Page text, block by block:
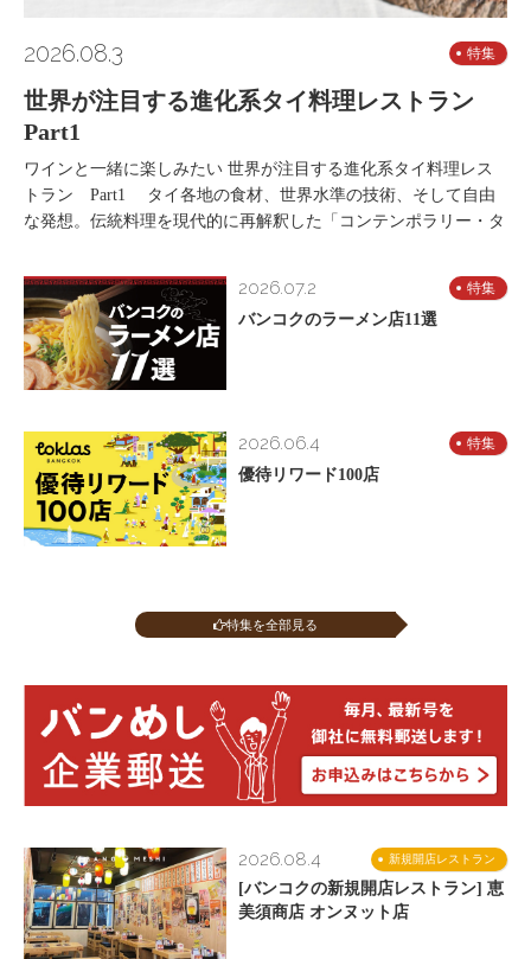
2026.08.3 特集
世界が注目する進化系タイ料理レストラン
Part1
ワインと一緒に楽しみたい 世界が注目する進化系タイ料理レス
トラン Part1 タイ各地の食材、世界水準の技術、そして自由
な発想。伝統料理を現代的に再解釈した「コンテンポラリー・タ
2026.07.2 特集
バンコクのラーメン店11選
2026.06.4 特集
優待リワード100店
特集を全部見る
新規開店レストラン
2026.08.4
[バンコクの新規開店レストラン] 恵
美須商店 オンヌット店